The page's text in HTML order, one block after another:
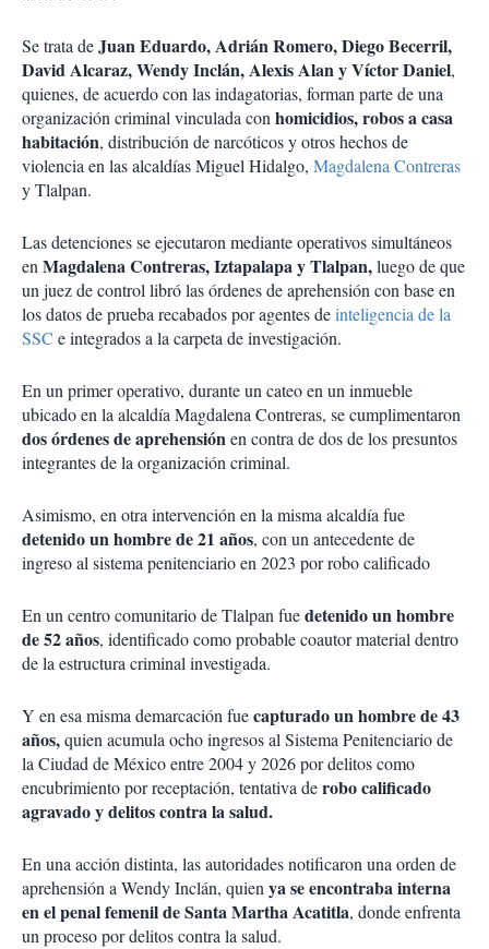
Se trata deJuan Eduardo, Adrián Romero, Diego Becerril,
David Alcaraz, Wendy Inclán, Alexis Alan y Víctor Daniel,
quienes, de acuerdo con las indagatorias, forman parte de una
organización criminal vinculada conhomicidios, robos a casa
habitación, distribución de narcóticos y otros hechos de
violencia en las alcaldías Miguel Hidalgo, Magdalena Contreras
y Tlalpan.
Las detenciones se ejecutaron mediante operativos simultáneos
enMagdalena Contreras, Iztapalapa y Tlalpan,luego de que
un juez de control libró las órdenes de aprehensión con base en
los datos de prueba recabados por agentes deinteligencia de la
SSC e integrados a la carpeta de investigación.
En un primer operativo, durante un cateo en un inmueble
ubicado en la alcaldía Magdalena Contreras, se cumplimentaron
dos órdenes de aprehensiónen contra de dos de los presuntos
integrantes de la organización criminal.
Asimismo, en otra intervención en la misma alcaldía fue
detenido un hombre de 21 años, con un antecedente de
ingreso al sistema penitenciario en 2023 por robo calificado
En un centro comunitario de Tlalpan fuedetenido un hombre
de 52 años, identificado como probable coautor material dentro
de la estructura criminal investigada.
Y en esa misma demarcación fuecapturado un hombre de 43
años,quien acumula ocho ingresos al Sistema Penitenciario de
la Ciudad de México entre 2004 y 2026 por delitos como
encubrimiento por receptación, tentativa derobo calificado
agravado y delitos contra la salud.
En una acción distinta, las autoridades notificaron una orden de
aprehensión a Wendy Inclán, quienya se encontraba interna
en el penal femenil de Santa Martha Acatitla, donde enfrenta
un proceso por delitos contra la salud.